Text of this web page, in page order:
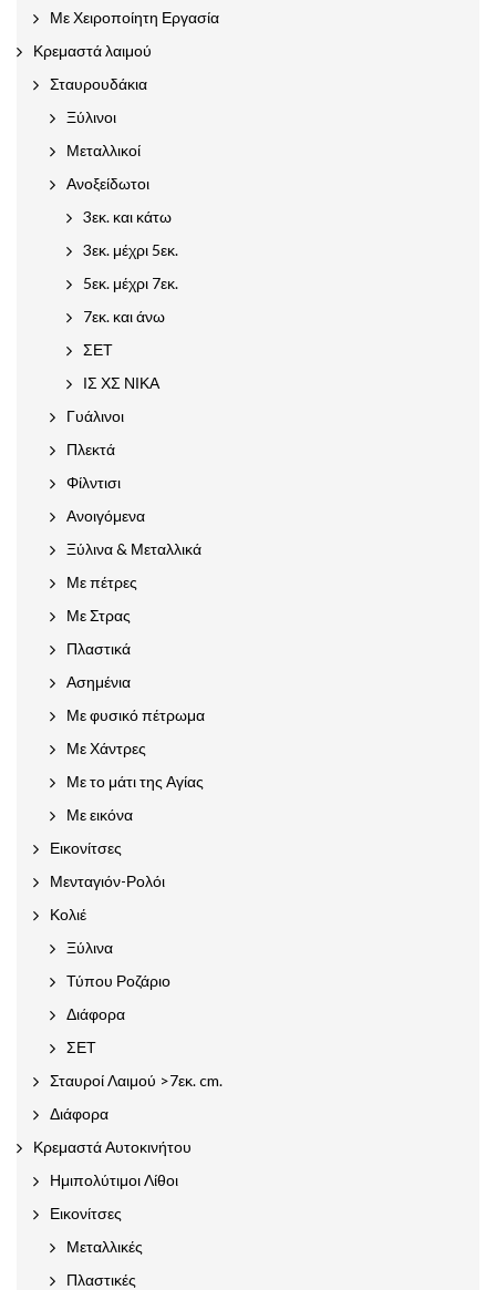
Με Χειροποίητη Εργασία
Κρεμαστά λαιμού
Σταυρουδάκια
Ξύλινοι
Μεταλλικοί
Ανοξείδωτοι
3εκ. και κάτω
3εκ. μέχρι 5εκ.
5εκ. μέχρι 7εκ.
7εκ. και άνω
ΣΕΤ
ΙΣ ΧΣ ΝΙΚΑ
Γυάλινοι
Πλεκτά
Φίλντισι
Ανοιγόμενα
Ξύλινα & Μεταλλικά
Με πέτρες
Με Στρας
Πλαστικά
Ασημένια
Με φυσικό πέτρωμα
Με Χάντρες
Με το μάτι της Αγίας
Με εικόνα
Εικονίτσες
Μενταγιόν-Ρολόι
Κολιέ
Ξύλινα
Τύπου Ροζάριο
Διάφορα
ΣΕΤ
Σταυροί Λαιμού >7εκ. cm.
Διάφορα
Κρεμαστά Αυτοκινήτου
Ημιπολύτιμοι Λίθοι
Εικονίτσες
Μεταλλικές
Πλαστικές